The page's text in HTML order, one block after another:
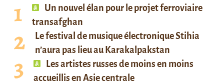
Un nouvel élan pour le projet ferroviaire
transafghan
Le festival de musique électronique Stihia
n’aura pas lieu au Karakalpakstan
Les artistes russes de moins en moins
accueillis en Asie centrale